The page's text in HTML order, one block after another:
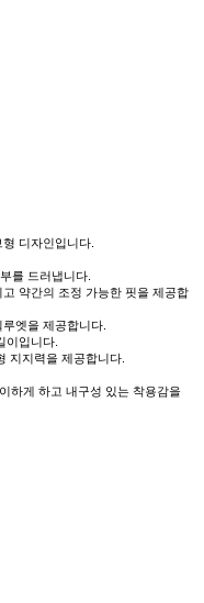
디자인입니다.
를 드러냅니다.
약간의 조정 가능한 핏을 제공합
엣을 제공합니다.
이입니다.
지지력을 제공합니다.
하게 하고 내구성 있는 착용감을